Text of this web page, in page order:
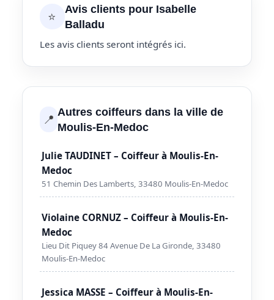
⭐
Avis clients pour Isabelle
Balladu
Les avis clients seront intégrés ici.
📍 Autres coiffeurs dans la ville de
Moulis-En-Medoc
Julie TAUDINET – Coiffeur à Moulis-En-
Medoc
51 Chemin Des Lamberts, 33480 Moulis-En-Medoc
Violaine CORNUZ – Coiffeur à Moulis-En-
Medoc
Lieu Dit Piquey 84 Avenue De La Gironde, 33480
Moulis-En-Medoc
Jessica MASSE – Coiffeur à Moulis-En-